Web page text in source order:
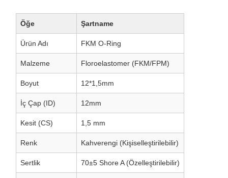
Öğe Şartname
Ürün Adı FKM O-Ring
Malzeme Floroelastomer (FKM/FPM)
Boyut 12*1,5mm
İç Çap (ID) 12mm
Kesit (CS) 1,5 mm
Renk Kahverengi (Kişiselleştirilebilir)
Sertlik 70±5 Shore A (Özelleştirilebilir)